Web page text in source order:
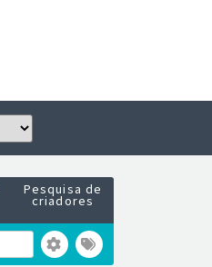
Pesquisa de
criadores